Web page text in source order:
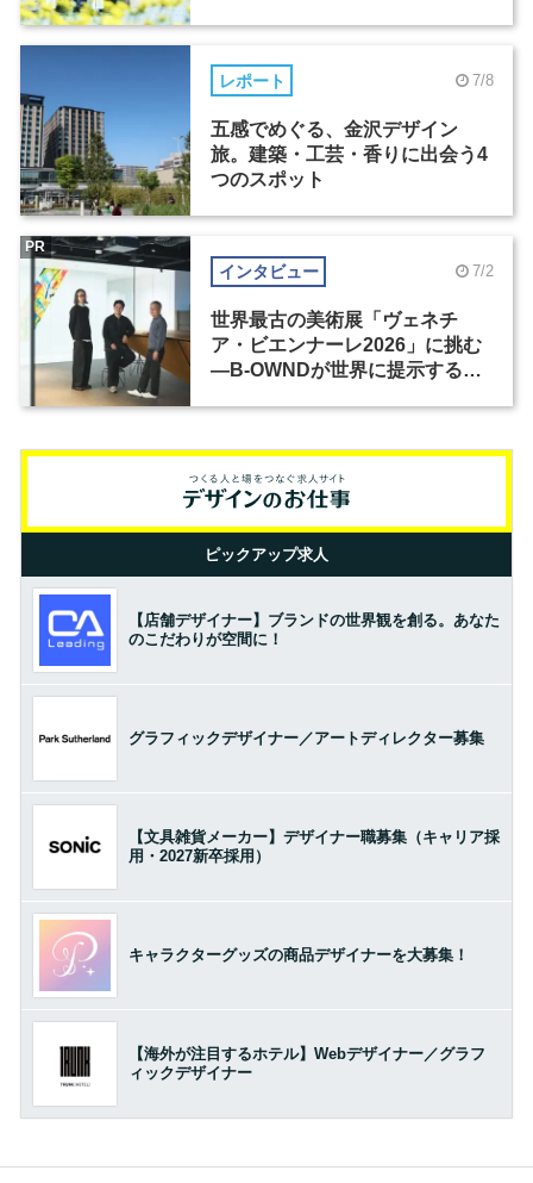
レポート 7/8
五感でめぐる、金沢デザイン
旅。建築・工芸・香りに出会う4
つのスポット
インタビュー 7/2
世界最古の美術展「ヴェネチ
ア・ビエンナーレ2026」に挑む
―B-OWNDが世界に提示する美
PR
ピックアップ求人
【店舗デザイナー】ブランドの世界観を創る。あなた
のこだわりが空間に！
グラフィックデザイナー／アートディレクター募集
【文具雑貨メーカー】デザイナー職募集（キャリア採
用・2027新卒採用）
キャラクターグッズの商品デザイナーを大募集！
【海外が注目するホテル】Webデザイナー／グラフ
ィックデザイナー